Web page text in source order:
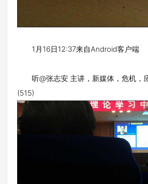
1月16日12:37来自Android客户端
听@张志安 主讲，新媒体，危机，
(515)